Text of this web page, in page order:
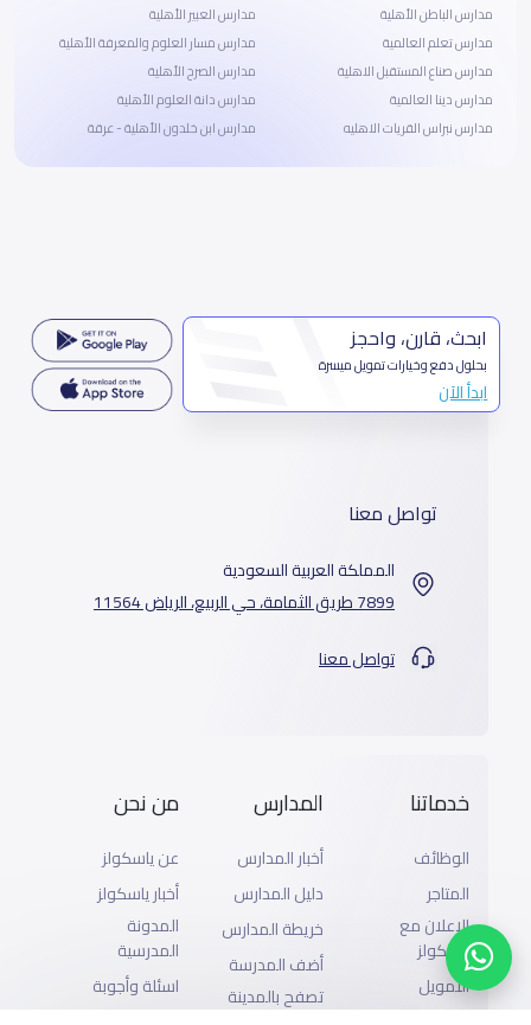
مدارس الباطن الأهلية
مدارس تعلم العالمية
مدارس صناع المستقبل الاهلية
مدارس دينا العالمية
مدارس نبراس القريات الاهليه
مدارس العبير الأهلية
مدارس مسار العلوم والمعرفة الأهلية
مدارس الصرح الأهلية
مدارس دانة العلوم الأهلية
مدارس ابن خلدون الأهلية - عرقة
ابحث، قارن، واحجز
بحلول دفع وخيارات تمويل ميسرة
ابدأ الآن
تواصل معنا
المملكة العربية السعودية
7899 طريق الثمامة، حي الربيع، الرياض 11564
تواصل معنا
خدماتنا
الوظائف
المتاجر
الإعلان مع
ياسكولز
التمويل
المدارس
أخبار المدارس
دليل المدارس
خريطة المدارس
أضف المدرسة
تصفح بالمدينة
من نحن
عن ياسكولز
أخبار ياسكولز
المدونة
المدرسية
اسئلة وأجوبة